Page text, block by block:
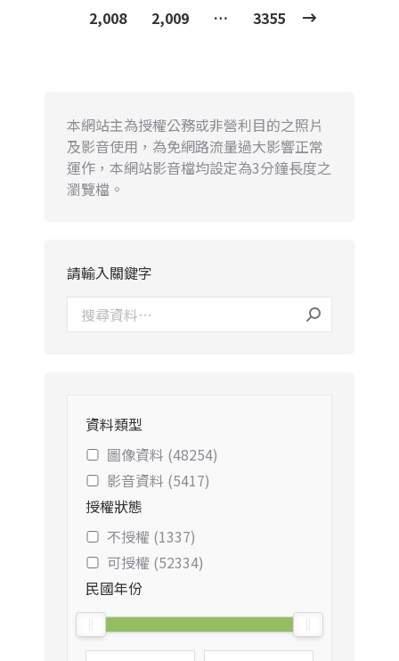
2,008
2,009 … 3355
本網站主為授權公務或非營利目的之照片
及影音使用，為免網路流量過大影響正常
運作，本網站影音檔均設定為3分鐘長度之
瀏覽檔。
請輸入關鍵字
資料類型
圖像資料 (48254)
影音資料 (5417)
授權狀態
不授權 (1337)
可授權 (52334)
民國年份